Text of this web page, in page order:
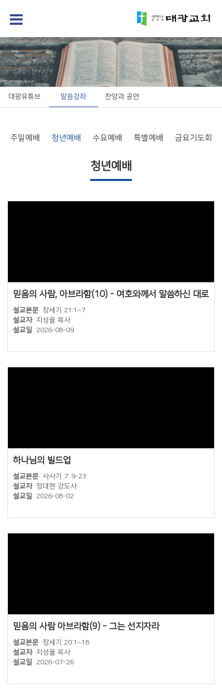
대광유튜브 말씀강좌 찬양과 공연
주일예배 청년예배 수요예배 특별예배 금요기도회
청년예배
믿음의 사람, 아브라함(10) - 여호와께서 말씀하신 대로
설교본문 창세기 21:1~7
설교자 지성율 목사
설교일
2026-08-09
하나님의 빌드업
설교본문 사사기 7: 9-23
설교자 정대현 강도사
설교일
2026-08-02
믿음의 사람 아브라함(9) - 그는 선지자라
설교본문 창세기 20:1~18
설교자 지성율 목사
설교일
2026-07-26